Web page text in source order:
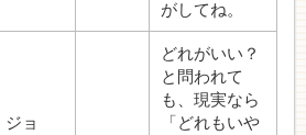
がしてね。
ジョ
どれがいい？
と問われて
も、現実なら
「どれもいや